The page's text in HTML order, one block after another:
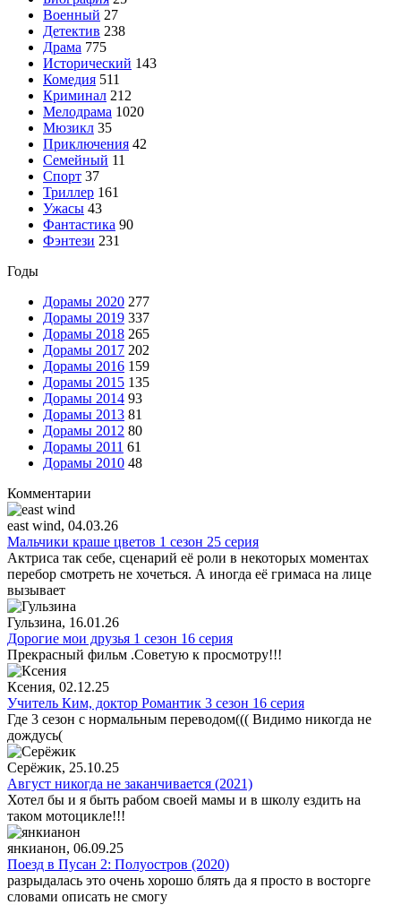
Военный 27
Детектив 238
Драма 775
Исторический 143
Комедия 511
Криминал 212
Мелодрама 1020
Мюзикл 35
Приключения 42
Семейный 11
Спорт 37
Триллер 161
Ужасы 43
Фантастика 90
Фэнтези 231
Годы
Дорамы 2020 277
Дорамы 2019 337
Дорамы 2018 265
Дорамы 2017 202
Дорамы 2016 159
Дорамы 2015 135
Дорамы 2014 93
Дорамы 2013 81
Дорамы 2012 80
Дорамы 2011 61
Дорамы 2010 48
Комментарии
east wind, 04.03.26
Мальчики краше цветов 1 сезон 25 серия
Актриса так себе, сценарий её роли в некоторых моментах
перебор смотреть не хочеться. А иногда её гримаса на лице
вызывает
Гульзина, 16.01.26
Дорогие мои друзья 1 сезон 16 серия
Прекрасный фильм .Советую к просмотру!!!
Ксения, 02.12.25
Учитель Ким, доктор Романтик 3 сезон 16 серия
Где 3 сезон с нормальным переводом((( Видимо никогда не
дождусь(
Серёжик, 25.10.25
Август никогда не заканчивается (2021)
Хотел бы и я быть рабом своей мамы и в школу ездить на
таком мотоцикле!!!
янкианон, 06.09.25
Поезд в Пусан 2: Полуостров (2020)
разрыдалась это очень хорошо блять да я просто в восторге
словами описать не смогу